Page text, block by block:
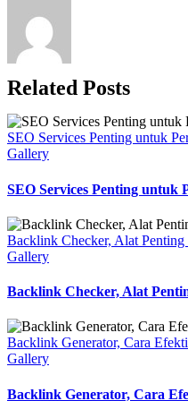
Related Posts
SEO Services Penting untuk
Gallery
SEO Services Penting untuk
Backlink Checker, Alat
Gallery
Backlink Checker, Alat
Backlink Generator, Cara
Gallery
Backlink Generator, Cara